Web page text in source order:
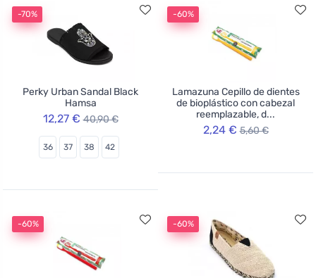
-70%
Perky Urban Sandal Black
Hamsa
12,27 € 40,90 €
36 37 38 42
-60%
Lamazuna Cepillo de dientes
de bioplástico con cabezal
reemplazable, d...
2,24 € 5,60 €
-60% -60%